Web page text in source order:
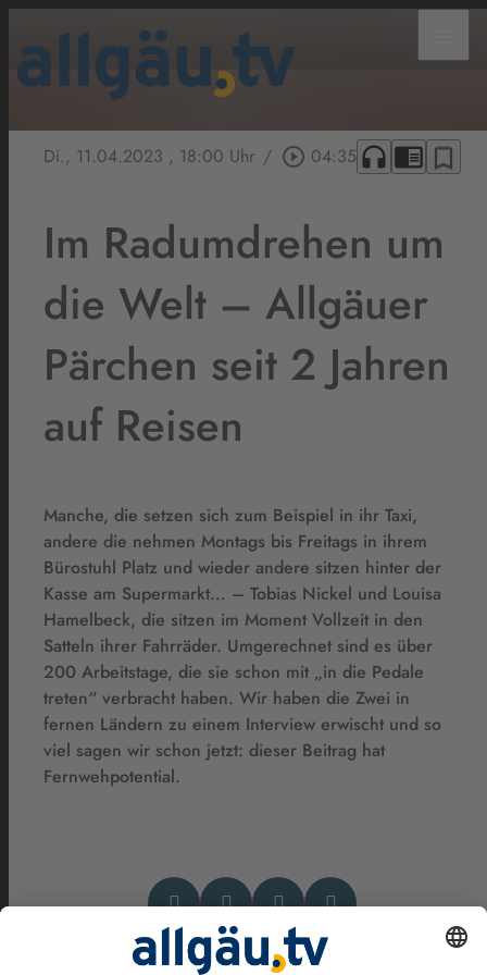
Di., 11.04.2023 , 18:00 Uhr / play_circle_outline 04:35 headphones chrome_reader_mode bookmark_border
Im Radumdrehen um
die Welt – Allgäuer
Pärchen seit 2 Jahren
auf Reisen
Manche, die setzen sich zum Beispiel in ihr Taxi,
andere die nehmen Montags bis Freitags in ihrem
Bürostuhl Platz und wieder andere sitzen hinter der
Kasse am Supermarkt… – Tobias Nickel und Louisa
Hamelbeck, die sitzen im Moment Vollzeit in den
Satteln ihrer Fahrräder. Umgerechnet sind es über
200 Arbeitstage, die sie schon mit „in die Pedale
treten“ verbracht haben. Wir haben die Zwei in
fernen Ländern zu einem Interview erwischt und so
viel sagen wir schon jetzt: dieser Beitrag hat
Fernwehpotential.